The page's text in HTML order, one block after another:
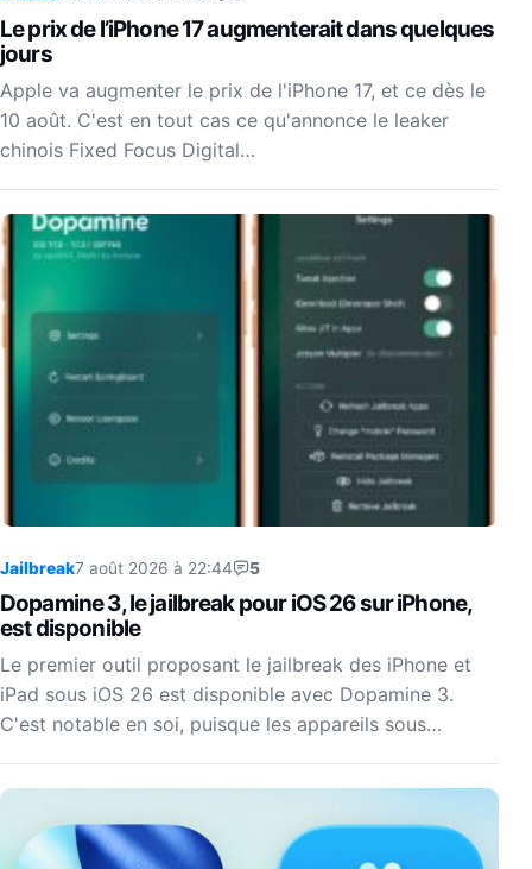
Le prix de l’iPhone 17 augmenterait dans quelques
jours
Apple va augmenter le prix de l'iPhone 17, et ce dès le
10 août. C'est en tout cas ce qu'annonce le leaker
chinois Fixed Focus Digital…
Jailbreak7 août 2026 à 22:44 5
Dopamine 3, le jailbreak pour iOS 26 sur iPhone,
est disponible
Le premier outil proposant le jailbreak des iPhone et
iPad sous iOS 26 est disponible avec Dopamine 3.
C'est notable en soi, puisque les appareils sous…